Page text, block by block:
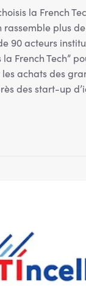
la French
rassemble plus
90 acteurs
la French Tech”
achats des
des start-up